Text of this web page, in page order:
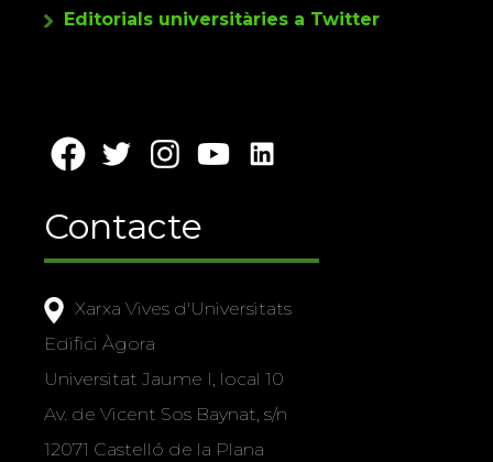
Editorials universitàries a Twitter
Contacte
Xarxa Vives d'Universitats
Edifici Àgora
Universitat Jaume I, local 10
Av. de Vicent Sos Baynat, s/n
12071 Castelló de la Plana